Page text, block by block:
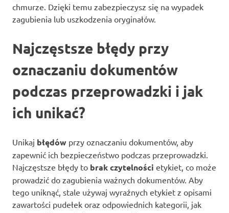
chmurze. Dzięki temu zabezpieczysz się na wypadek
zagubienia lub uszkodzenia oryginałów.
Najczęstsze błędy przy
oznaczaniu dokumentów
podczas przeprowadzki i jak
ich unikać?
Unikaj błędów przy oznaczaniu dokumentów, aby
zapewnić ich bezpieczeństwo podczas przeprowadzki.
Najczęstsze błędy to brak czytelności etykiet, co może
prowadzić do zagubienia ważnych dokumentów. Aby
tego uniknąć, stale używaj wyraźnych etykiet z opisami
zawartości pudełek oraz odpowiednich kategorii, jak